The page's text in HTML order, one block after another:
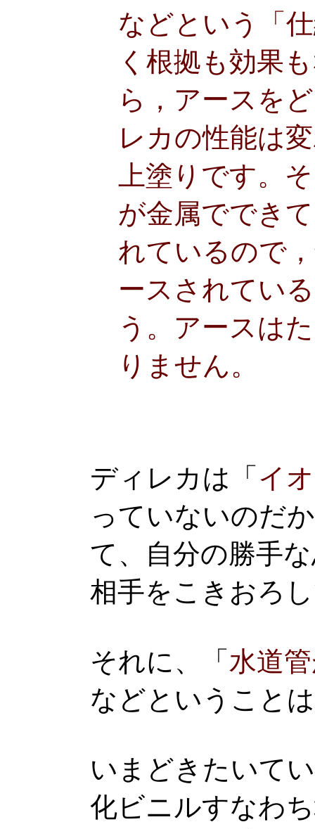
などという「
く根拠も効果
ら，アースを
レカの性能は
上塗りです。
が金属ででき
れているので
ースされてい
う。アースは
りません。
ディレカは「 イ
っていないのだ
て、自分の勝手
相手をこきおろ
それに、「 水道
などということ
いまどきたいて
化ビニルすなわ